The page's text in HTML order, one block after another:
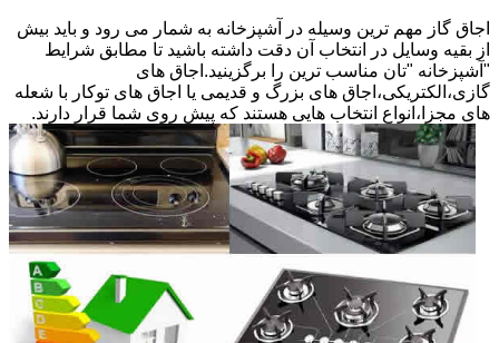
اجاق گاز مهم ترین وسیله در آشپزخانه به شمار می رود و باید بیش
از بقیه وسایل در انتخاب آن دقت داشته باشید تا مطابق شرایط
"آشپزخانه "تان مناسب ترین را برگزینید.اجاق های
گازی،الکتریکی،اجاق های بزرگ و قدیمی یا اجاق های توکار با شعله
های مجزا،انواع انتخاب هایی هستند که پیش روی شما قرار دارند.